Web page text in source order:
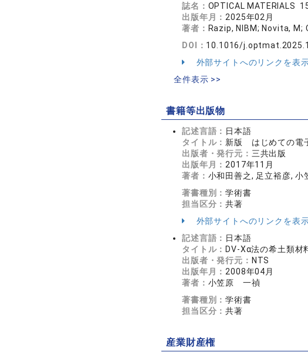
誌名： OPTICAL MATERIALS
出版年月： 2025年02月
著者： Razip, NIBM; Novita, M;
DOI： 10.1016/
外部サイトへのリンクを表
全件表示 >>
書籍等出版物
記述言語： 日本語
タイトル： 新版 はじめての電
出版者・発行元： 三共出版
出版年月： 2017年11月
著者： 小和田善之, 足立裕彦, 小
著書種別：学術書
担当区分：共著
外部サイトへのリンクを表
記述言語： 日本語
タイトル： DV-Xα法の希土類
出版者・発行元： NTS
出版年月： 2008年04月
著者： 小笠原 一禎
著書種別：学術書
担当区分：共著
産業財産権